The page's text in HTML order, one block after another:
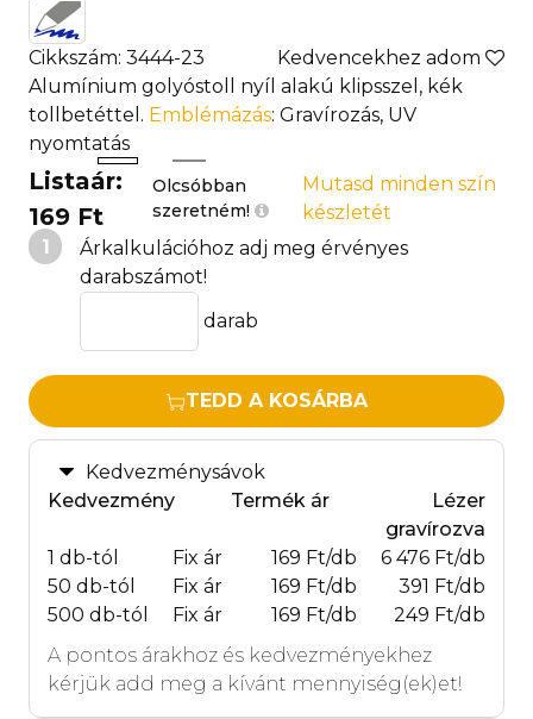
Cikkszám: 3444-23
Kedvencekhez adom
Alumínium golyóstoll nyíl alakú klipsszel, kék
tollbetéttel. Emblémázás: Gravírozás, UV
nyomtatás
Listaár:
169 Ft
Olcsóbban
szeretném!
Mutasd minden szín
készletét
1
Árkalkulációhoz adj meg érvényes
darabszámot!
darab
TEDD A KOSÁRBA
Kedvezménysávok
Kedvezmény
Termék ár
Lézer
gravírozva
1 db-tól
Fix ár 169 Ft/db
6 476 Ft/db
50 db-tól
Fix ár 169 Ft/db
391 Ft/db
500 db-tól
Fix ár 169 Ft/db
249 Ft/db
A pontos árakhoz és kedvezményekhez
kérjük add meg a kívánt mennyiség(ek)et!